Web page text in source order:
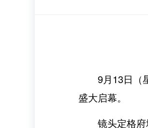
9月13日（
盛大启幕。
镜头定格